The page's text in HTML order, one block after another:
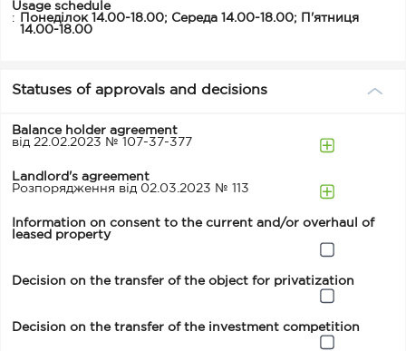
Usage schedule
:
Понеділок 14.00-18.00; Середа 14.00-18.00; П'ятниця
14.00-18.00
Statuses of approvals and decisions
Balance holder agreement
від 22.02.2023 № 107-37-377
Landlord's agreement
Розпорядження від 02.03.2023 № 113
Information on consent to the current and/or overhaul of
leased property
Decision on the transfer of the object for privatization
Decision on the transfer of the investment competition